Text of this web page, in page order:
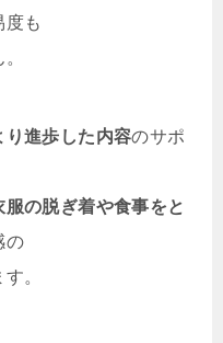
度も
り進歩した内容のサポ
服の脱ぎ着や食事をと
の
。